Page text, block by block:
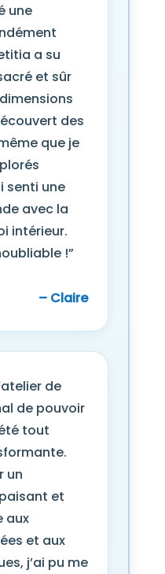
une
a su
et sûr
des
que je
senti une
avec la
intérieur.
!”
– Claire
de
de pouvoir
tout
un
et
aux
et aux
j’ai pu me